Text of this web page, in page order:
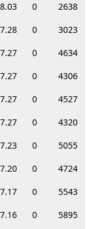
0
2638
0
3023
0
4634
0
4306
0
4527
0
4320
0
5055
0
4724
0
5543
0 5895